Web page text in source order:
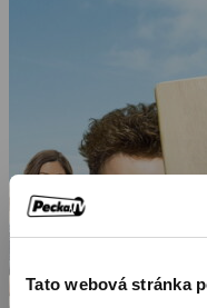
Tato webová stránka